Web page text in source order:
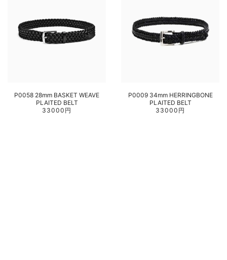
P0058 28mm BASKET WEAVE
PLAITED BELT
33000円
P0009 34mm HERRINGBONE
PLAITED BELT
33000円